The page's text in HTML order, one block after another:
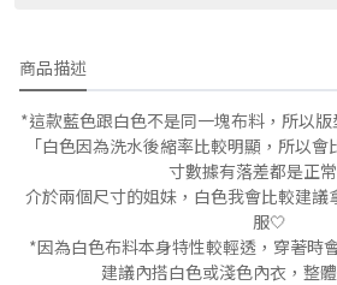
商品描述
*這款藍色跟白色不是同一塊布料，所以版
「白色因為洗水後縮率比較明顯，所以
寸數據有落差都是正常
介於兩個尺寸的姐妹，白色我會比較建議
服🤍
*因為白色布料本身特性較輕透，穿著時
建議內搭白色或淺色內衣，整